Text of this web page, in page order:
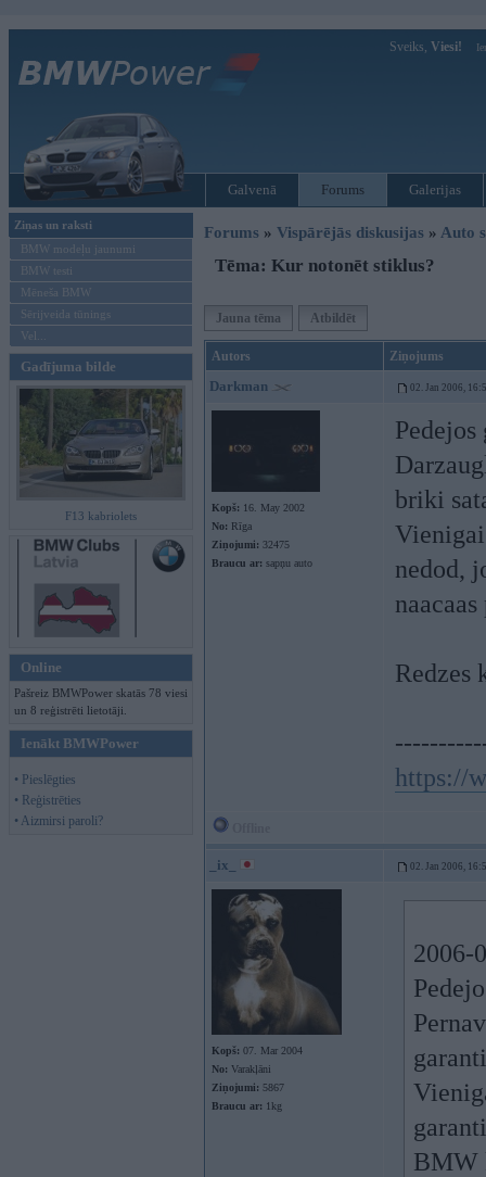
Sveiks, Viesi!
Galvenā Forums Galerijas
Ziņas un raksti
BMW modeļu jaunumi
BMW testi
Mēneša BMW
Sērijveida tūnings
Vel...
Gadījuma bilde
F13 kabriolets
Online
Pašreiz BMWPower skatās 78 viesi
un 8 reģistrēti lietotāji.
Ienākt BMWPower
• Pieslēgties
• Reģistrēties
• Aizmirsi paroli?
Forums » Vispārējās diskusijas » Auto
Tēma: Kur notonēt stiklus?
Jauna tēma Atbildēt
Autors Ziņojums
Darkman 02. Jan 2006,
Kopš: 16. May 2002
No: Rīga
Ziņojumi: 32475
Braucu ar: sapņu auto
briki
nedod,
Redzes
https://
_ix_ 02. Jan 2006,
Kopš: 07. Mar 2004
No: Varakļāni
Ziņojumi: 5867
Braucu ar: 1kg
2006-
BMW